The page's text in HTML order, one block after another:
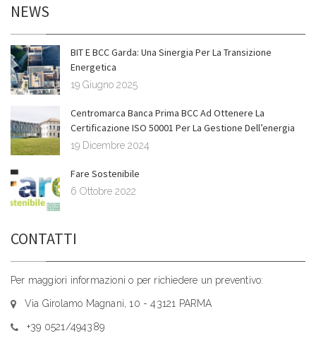
NEWS
BIT E BCC Garda: Una Sinergia Per La Transizione
Energetica
19 Giugno 2025
Centromarca Banca Prima BCC Ad Ottenere La
Certificazione ISO 50001 Per La Gestione Dell’energia
19 Dicembre 2024
Fare Sostenibile
6 Ottobre 2022
CONTATTI
Per maggiori informazioni o per richiedere un preventivo:
Via Girolamo Magnani, 10 - 43121 PARMA
+39 0521/494389